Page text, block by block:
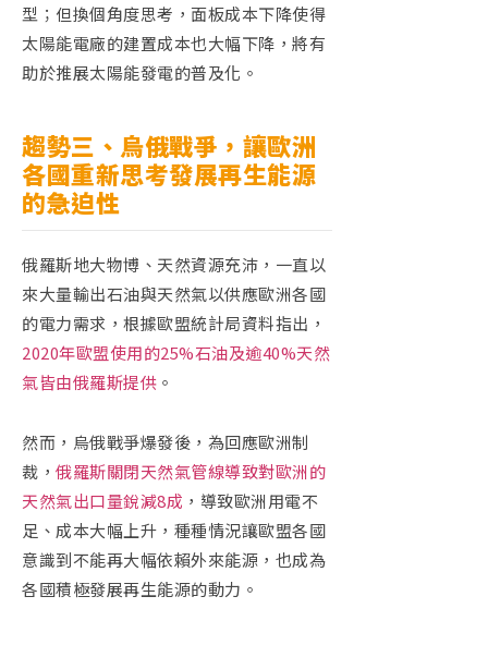
型；但換個角度思考，面板成本下降使得
太陽能電廠的建置成本也大幅下降，將有
助於推展太陽能發電的普及化。
趨勢三、烏俄戰爭，讓歐洲
各國重新思考發展再生能源
的急迫性
俄羅斯地大物博、天然資源充沛，一直以
來大量輸出石油與天然氣以供應歐洲各國
的電力需求，根據歐盟統計局資料指出，
2020年歐盟使用的25%石油及逾40%天然
氣皆由俄羅斯提供 。
然而，烏俄戰爭爆發後，為回應歐洲制
裁， 俄羅斯關閉天然氣管線導致對歐洲的
天然氣出口量銳減8成 ，導致歐洲用電不
足、成本大幅上升，種種情況讓歐盟各國
意識到不能再大幅依賴外來能源，也成為
各國積極發展再生能源的動力。